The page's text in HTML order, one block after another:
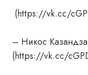
(https://vk.cc/
– Никос
(https://vk.cc/